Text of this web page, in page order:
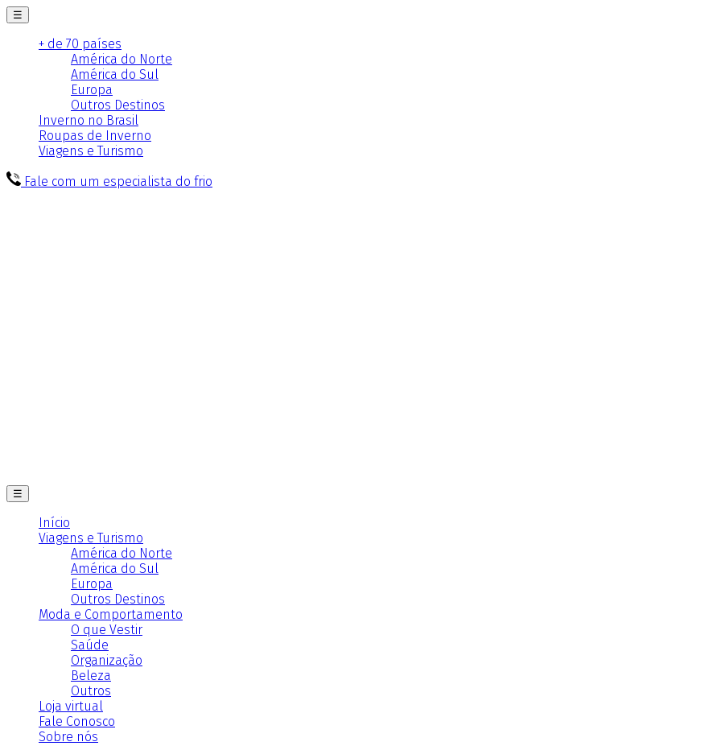
☰
+ de 70 países
América do Norte
América do Sul
Europa
Outros Destinos
Inverno no Brasil
Roupas de Inverno
Viagens e Turismo
Fale com um especialista do frio
☰
Início
Viagens e Turismo
América do Norte
América do Sul
Europa
Outros Destinos
Moda e Comportamento
O que Vestir
Saúde
Organização
Beleza
Outros
Loja virtual
Fale Conosco
Sobre nós